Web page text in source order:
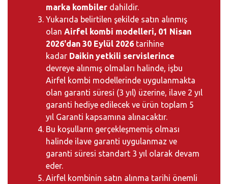
marka kombiler dahildir.
Yukarıda belirtilen şekilde satın alınmış
olan Airfel kombi modelleri, 01 Nisan
2026'dan 30 Eylül 2026 tarihine
kadar Daikin yetkili servislerince
devreye alınmış olmaları halinde, işbu
Airfel kombi modellerinde uygulanmakta
olan garanti süresi (3 yıl) üzerine, ilave 2 yıl
garanti hediye edilecek ve ürün toplam 5
yıl Garanti kapsamına alınacaktır.
Bu koşulların gerçekleşmemiş olması
halinde ilave garanti uygulanmaz ve
garanti süresi standart 3 yıl olarak devam
eder.
Airfel kombinin satın alınma tarihi önemli